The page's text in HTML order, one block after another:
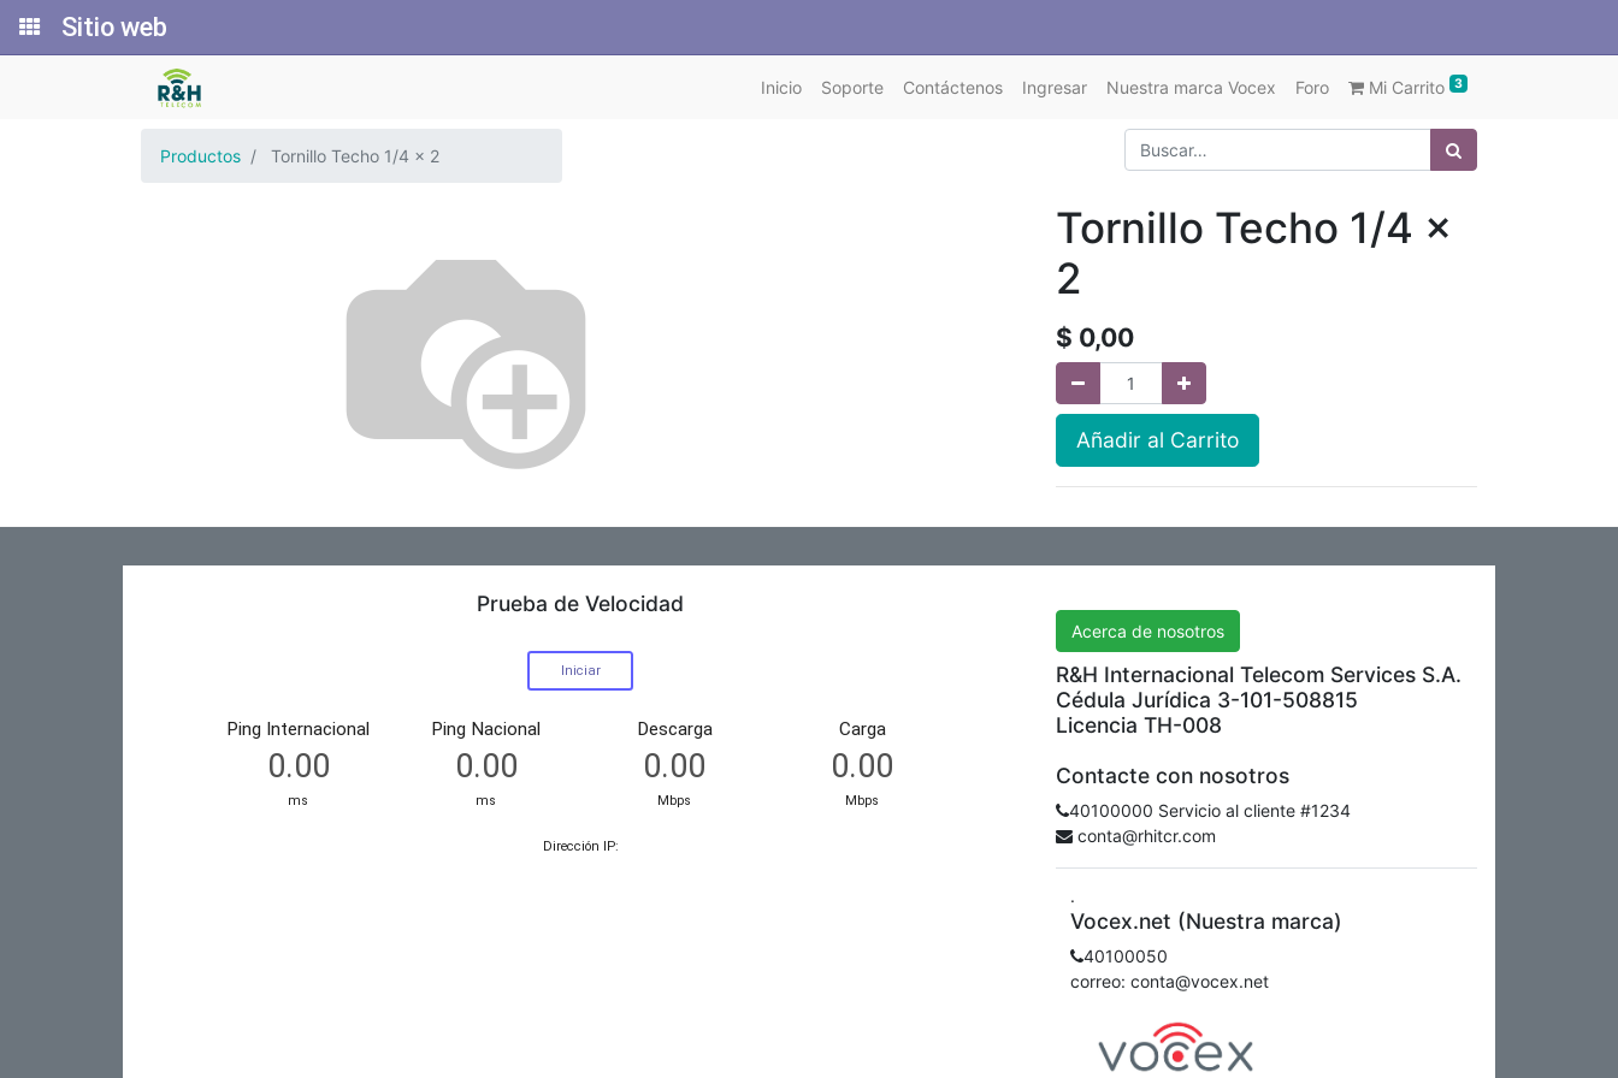
Sitio web
Inicio Soporte Contáctenos Ingresar Nuestra marca Vocex Foro Mi Carrito 3
Productos Tornillo Techo 1/4 x 2
Tornillo Techo 1/4 x
2
$ 0,00
Añadir al Carrito
Prueba de Velocidad
Acerca de nosotros
R&H Internacional Telecom Services S.A.
Cédula Jurídica 3-101-508815
Licencia TH-008
Contacte con nosotros
40100000 Servicio al cliente #1234
conta@rhitcr.com
.
Vocex.net (Nuestra marca)
40100050
correo: conta@vocex.net